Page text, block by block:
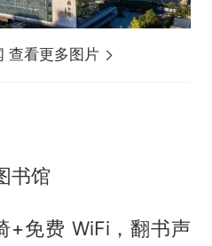
查看更多图片
书馆
+免费 WiFi，翻书声